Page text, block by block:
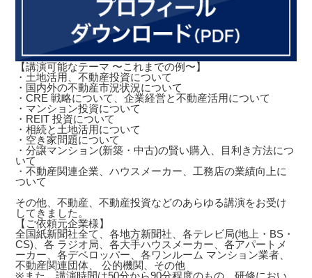
【講演可能なテーマ 〜これまでの例〜】
・土地活用、不動産投資について
・国内外の不動産市況状況について
・CRE 戦略について、企業経営と不動産活用について
・マンション投資について
・REIT 投資について
・相続と土地活用について
・空き家問題について
・分譲マンション(新築・中古)の賢い購入、目利き方法につ
いて
・不動産関連企業、ハウスメーカー、工務店の業績向上に
ついて
その他、不動産、不動産投資などのあらゆる講演をお受け
してきました。
【ご依頼元企業様】
全国紙新聞社全て、各地方新聞社、各テレビ局(地上・BS・
CS)、各 ラジオ局、各大手ハウスメーカー、各アパートメ
ーカー、各デベロッパー、各ワンルーム マンション業者、
不動産関連団体、 公的機関、その他